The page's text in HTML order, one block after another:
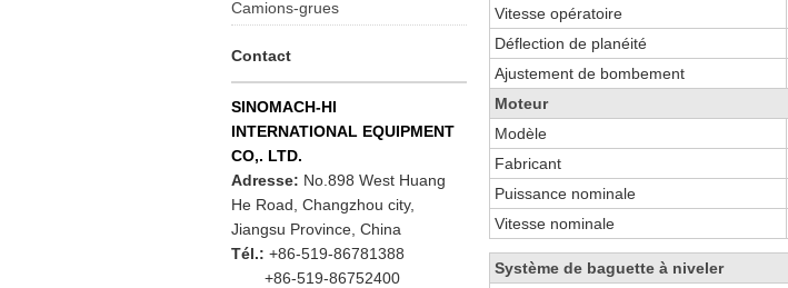
Vitesse opératoire
Déflection de planéité
Ajustement de bombement
Moteur
Modèle
Fabricant
Puissance nominale
Vitesse nominale
Système de baguette à niveler
Camions-grues
Contact
SINOMACH-HI
INTERNATIONAL EQUIPMENT
CO,. LTD.
Adresse: No.898 West Huang
He Road, Changzhou city,
Jiangsu Province, China
Tél.: +86-519-86781388
+86-519-86752400